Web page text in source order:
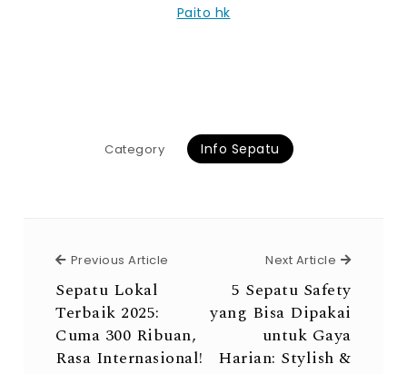
Paito hk
Category Info Sepatu
Previous Article Previous Article
Sepatu Lokal
Terbaik 2025:
Cuma 300 Ribuan,
Rasa Internasional!
Next Article Next
5 Sepatu Safety
yang Bisa Dipakai
untuk Gaya
Harian: Stylish &